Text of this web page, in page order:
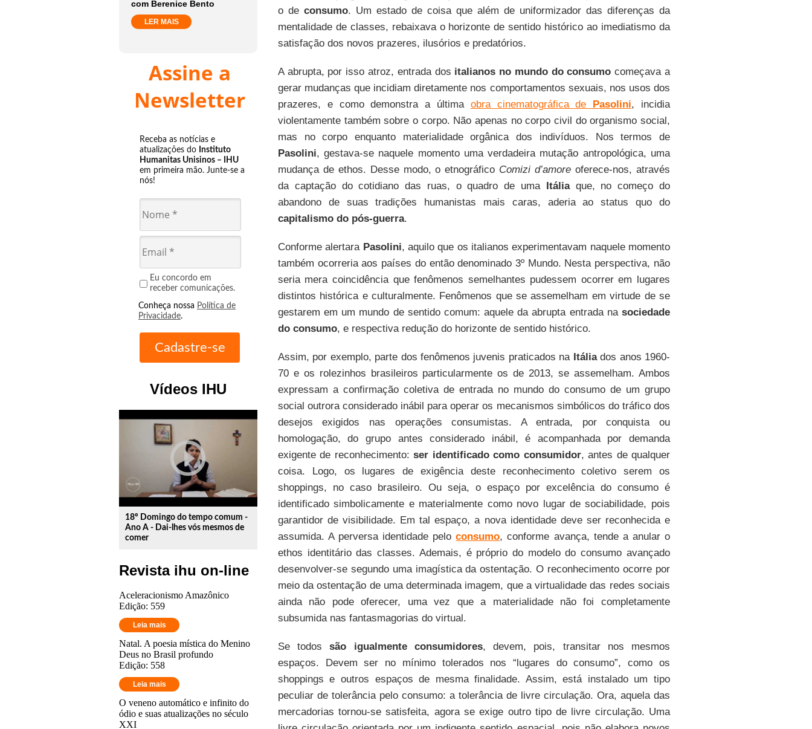
com Berenice Bento
LER MAIS
Assine a
Newsletter
Receba as notícias e
atualizações do Instituto
Humanitas Unisinos – IHU
em primeira mão. Junte-se a
nós!
Eu concordo em
receber comunicações.
Conheça nossa Política de
Privacidade.
Vídeos IHU
play_circle_outline
18º Domingo do tempo comum -
Ano A - Dai-lhes vós mesmos de
comer
Revista ihu on-line
Aceleracionismo Amazônico
Edição: 559
Leia mais
Natal. A poesia mística do Menino
Deus no Brasil profundo
Edição: 558
Leia mais
O veneno automático e infinito do
ódio e suas atualizações no século
XXI
o de consumo. Um estado de coisa que além de uniformizador das diferenças da
mentalidade de classes, rebaixava o horizonte de sentido histórico ao imediatismo da
satisfação dos novos prazeres, ilusórios e predatórios.
A abrupta, por isso atroz, entrada dos italianos no mundo do consumo começava a
gerar mudanças que incidiam diretamente nos comportamentos sexuais, nos usos dos
prazeres, e como demonstra a última obra cinematográfica de Pasolini, incidia
violentamente também sobre o corpo. Não apenas no corpo civil do organismo social,
mas no corpo enquanto materialidade orgânica dos indivíduos. Nos termos de
Pasolini, gestava-se naquele momento uma verdadeira mutação antropológica, uma
mudança de ethos. Desse modo, o etnográfico Comizi d’amore oferece-nos, através
da captação do cotidiano das ruas, o quadro de uma Itáliaque, no começo do
abandono de suas tradições humanistas mais caras, aderia ao status quo do
capitalismo do pós-guerra.
Conforme alertara Pasolini, aquilo que os italianos experimentavam naquele momento
também ocorreria aos países do então denominado 3º Mundo. Nesta perspectiva, não
seria mera coincidência que fenômenos semelhantes pudessem ocorrer em lugares
distintos histórica e culturalmente. Fenômenos que se assemelham em virtude de se
gestarem em um mundo de sentido comum: aquele da abrupta entrada na sociedade
do consumo, e respectiva redução do horizonte de sentido histórico.
Assim, por exemplo, parte dos fenômenos juvenis praticados na Itáliados anos 1960-
70 e os rolezinhos brasileiros particularmente os de 2013, se assemelham. Ambos
expressam a confirmação coletiva de entrada no mundo do consumo de um grupo
social outrora considerado inábil para operar os mecanismos simbólicos do tráfico dos
desejos exigidos nas operações consumistas. A entrada, por conquista ou
homologação, do grupo antes considerado inábil, é acompanhada por demanda
exigente de reconhecimento:ser identificado como consumidor, antes de qualquer
coisa. Logo, os lugares de exigência deste reconhecimento coletivo serem os
shoppings, no caso brasileiro. Ou seja, o espaço por excelência do consumo é
identificado simbolicamente e materialmente como novo lugar de sociabilidade, pois
garantidor de visibilidade. Em tal espaço, a nova identidade deve ser reconhecida e
assumida. A perversa identidade peloconsumo, conforme avança, tende a anular o
ethos identitário das classes. Ademais, é próprio do modelo do consumo avançado
desenvolver-se segundo uma imagística da ostentação. O reconhecimento ocorre por
meio da ostentação de uma determinada imagem, que a virtualidade das redes sociais
ainda não pode oferecer, uma vez que a materialidade não foi completamente
subsumida nas fantasmagorias do virtual.
Se todossão igualmente consumidores, devem, pois, transitar nos mesmos
espaços. Devem ser no mínimo tolerados nos “lugares do consumo”, como os
shoppings e outros espaços de mesma finalidade. Assim, está instalado um tipo
peculiar de tolerância pelo consumo: a tolerância de livre circulação. Ora, aquela das
mercadorias tornou-se satisfeita, agora se exige outro tipo de livre circulação. Uma